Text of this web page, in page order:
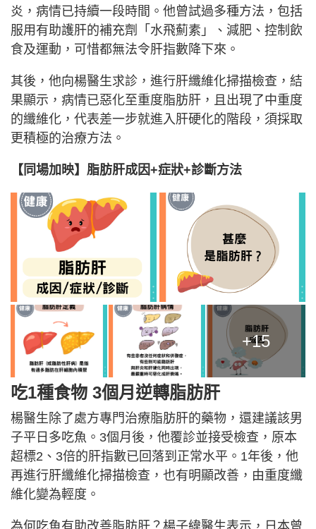
炎，病情已持續一段時間。他曾試過多種方法，包括
服用有助護肝的補充劑「水飛薊素」、減肥、控制飲
食及運動，可惜都無法令肝指數降下來。
其後，他向楊醫生求診，進行肝纖維化掃描檢查，結
果顯示，病情已惡化至重度脂肪肝，且出現了中重度
的纖維化，代表差一步就進入肝硬化的階段，須採取
更積極的治療方法。
【同場加映】脂肪肝成因+症狀+診斷方法
+15
吃1種食物 3個月逆轉脂肪肝
楊醫生除了處方專門治療脂肪肝的藥物，還建議該男
子平日多吃魚。3個月後，他覆診並接受檢查，原本
超標2、3倍的肝指數已回落到正常水平。1年後，他
再進行肝纖維化掃描檢查，也有明顯改善，由重度纖
維化變為輕度。